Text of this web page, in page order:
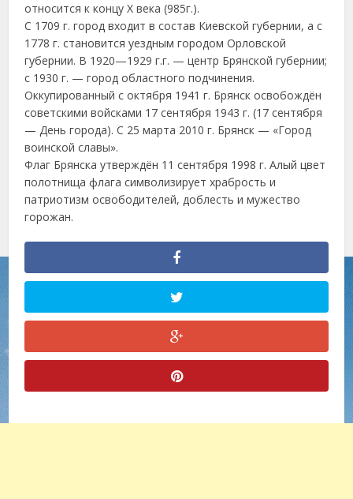
относится к концу X века (985г.).
С 1709 г. город входит в состав Киевской губернии, а с
1778 г. становится уездным городом Орловской
губернии. В 1920—1929 г.г. — центр Брянской губернии;
с 1930 г. — город областного подчинения.
Оккупированный с октября 1941 г. Брянск освобождён
советскими войсками 17 сентября 1943 г. (17 сентября
— День города). С 25 марта 2010 г. Брянск — «Город
воинской славы».
Флаг Брянска утверждён 11 сентября 1998 г. Алый цвет
полотнища флага символизирует храбрость и
патриотизм освободителей, доблесть и мужество
горожан.